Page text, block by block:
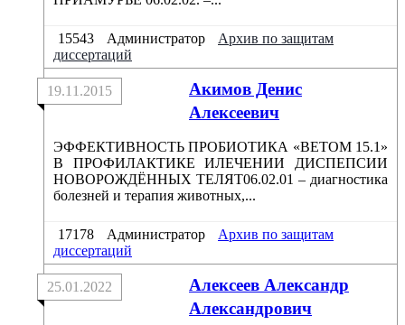
15543 Администратор
Архив по защитам
диссертаций
Акимов Денис
Алексеевич
19.11.2015
ЭФФЕКТИВНОСТЬ ПРОБИОТИКА «ВЕТОМ 15.1»
В ПРОФИЛАКТИКЕ ИЛЕЧЕНИИ ДИСПЕПСИИ
НОВОРОЖДЁННЫХ ТЕЛЯТ06.02.01 – диагностика
болезней и терапия животных,...
17178 Администратор
Архив по защитам
диссертаций
Алексеев Александр
Александрович
25.01.2022